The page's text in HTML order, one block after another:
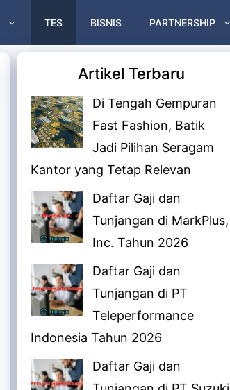
TES BISNIS PARTNERSHIP
Artikel Terbaru
Di Tengah Gempuran
Fast Fashion, Batik
Jadi Pilihan Seragam
Kantor yang Tetap Relevan
Daftar Gaji dan
Tunjangan di MarkPlus,
Inc. Tahun 2026
Daftar Gaji dan
Tunjangan di PT
Teleperformance
Indonesia Tahun 2026
Daftar Gaji dan